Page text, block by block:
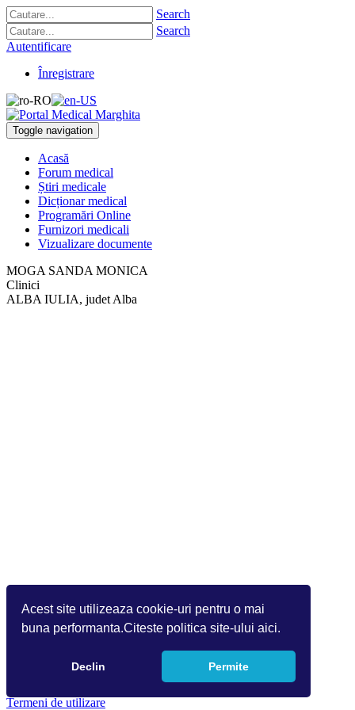
Acest site utilizeaza cookie-uri pentru o mai
buna performanta.Citeste politica site-ului aici.
Declin Permite
Search
Search
Autentificare
Înregistrare
Toggle navigation
Acasă
Forum medical
Știri medicale
Dicționar medical
Programări Online
Furnizori medicali
Vizualizare documente
MOGA SANDA MONICA
Clinici
ALBA IULIA, judet Alba
Termeni de utilizare